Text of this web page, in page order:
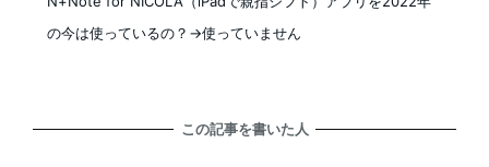
の今は使っているの？→使っていません
この記事を書いた人